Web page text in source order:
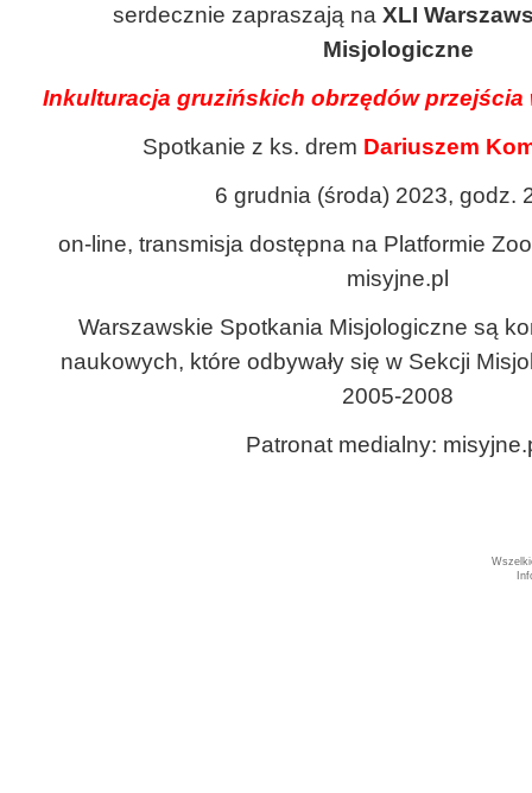
serdecznie zapraszają na XLI
Misjologiczne
Inkulturacja gruzińskich obrzędów przejścia
Spotkanie z ks. drem Dariuszem
6 grudnia (środa) 2023, godz.
on-line, transmisja dostępna na Platformie
misyjne.pl
Warszawskie Spotkania Misjologiczne są
naukowych, które odbywały się w Sekcji
2005-2008
Patronat medialny: